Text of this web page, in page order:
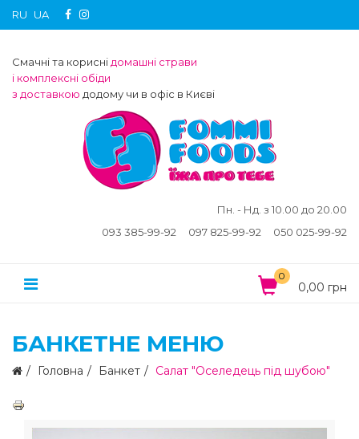
RU UA
Смачні та корисні домашні страви
і комплексні обіди
з доставкою додому чи в офіс в Києві
Пн. - Нд. з 10.00 до 20.00
093 385-99-92
097 825-99-92 050 025-99-92
0
0,00 грн
БАНКЕТНЕ МЕНЮ
Головна Банкет Салат "Оселедець під шубою"